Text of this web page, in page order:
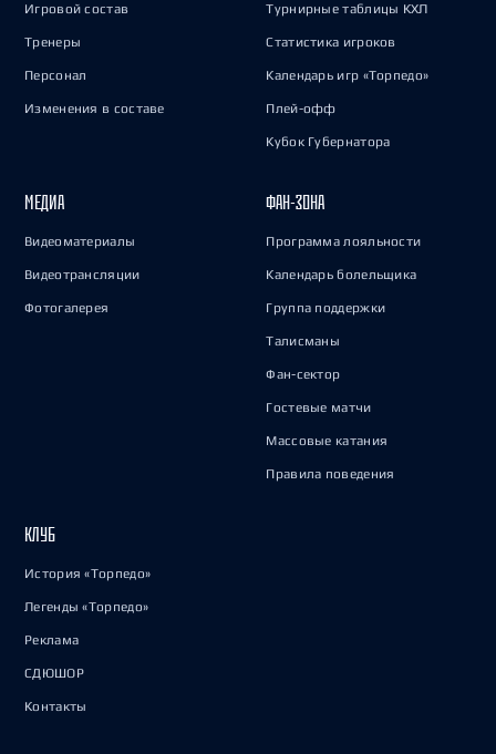
Игровой состав
Тренеры
Персонал
Изменения в составе
Турнирные таблицы КХЛ
Статистика игроков
Календарь игр «Торпедо»
Плей-офф
Кубок Губернатора
МЕДИА
Видеоматериалы
Видеотрансляции
Фотогалерея
ФАН-ЗОНА
Программа лояльности
Календарь болельщика
Группа поддержки
Талисманы
Фан-сектор
Гостевые матчи
Массовые катания
Правила поведения
КЛУБ
История «Торпедо»
Легенды «Торпедо»
Реклама
СДЮШОР
Контакты